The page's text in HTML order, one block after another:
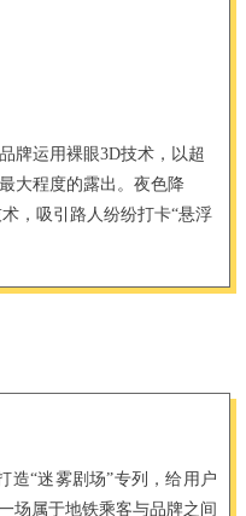
牌运用裸眼3D技术，以超
大程度的露出。夜色降
，吸引路人纷纷打卡“悬浮
造“迷雾剧场”专列，给用户
场属于地铁乘客与品牌之间